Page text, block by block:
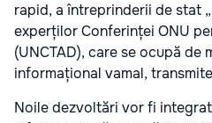
rapid, a întreprinderii de stat
experților Conferinței ONU
(UNCTAD), care se ocupă de
informațional vamal, transmite
Noile dezvoltări vor fi